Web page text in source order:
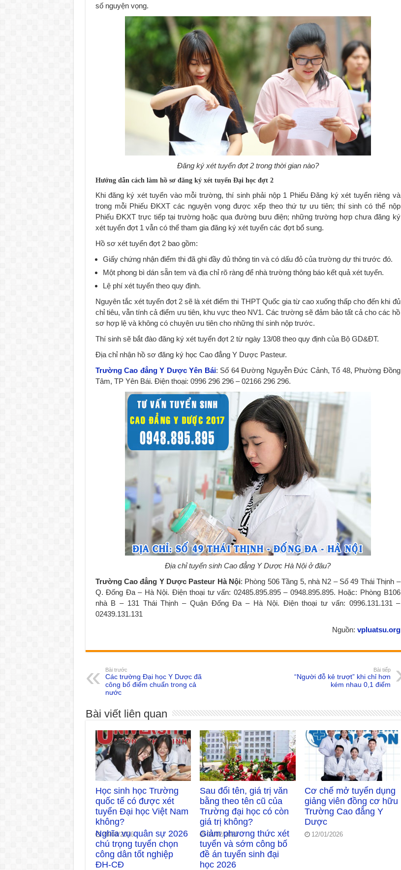
số nguyện vọng.
Đăng ký xét tuyển đợt 2 trong thời gian nào?
Hướng dẫn cách làm hồ sơ đăng ký xét tuyển Đại học đợt 2
Khi đăng ký xét tuyển vào mỗi trường, thí sinh phải nộp 1 Phiếu Đăng ký xét tuyển riêng và
trong mỗi Phiếu ĐKXT các nguyện vọng được xếp theo thứ tự ưu tiên; thí sinh có thể nộp
Phiếu ĐKXT trực tiếp tại trường hoặc qua đường bưu điện; những trường hợp chưa đăng ký
xét tuyển đợt 1 vẫn có thể tham gia đăng ký xét tuyển các đợt bổ sung.
Hồ sơ xét tuyển đợt 2 bao gồm:
Giấy chứng nhận điểm thi đã ghi đầy đủ thông tin và có dấu đỏ của trường dự thi trước đó.
Một phong bì dán sẵn tem và địa chỉ rõ ràng để nhà trường thông báo kết quả xét tuyển.
Lệ phí xét tuyển theo quy định.
Nguyên tắc xét tuyển đợt 2 sẽ là xét điểm thi THPT Quốc gia từ cao xuống thấp cho đến khi đủ
chỉ tiêu, vẫn tính cả điểm ưu tiên, khu vực theo NV1. Các trường sẽ đảm bảo tất cả cho các hồ
sơ hợp lệ và không có chuyện ưu tiên cho những thí sinh nộp trước.
Thí sinh sẽ bắt đào đăng ký xét tuyển đợt 2 từ ngày 13/08 theo quy định của Bộ GD&ĐT.
Địa chỉ nhận hồ sơ đăng ký học Cao đẳng Y Dược Pasteur.
Trường Cao đẳng Y Dược Yên Bái: Số 64 Đường Nguyễn Đức Cảnh, Tổ 48, Phường Đồng
Tâm, TP Yên Bái. Điện thoại: 0996 296 296 – 02166 296 296.
Địa chỉ tuyển sinh Cao đẳng Y Dược Hà Nội ở đâu?
Trường Cao đẳng Y Dược Pasteur Hà Nội: Phòng 506 Tầng 5, nhà N2 – Số 49 Thái Thịnh –
Q. Đống Đa – Hà Nội. Điện thoại tư vấn: 02485.895.895 – 0948.895.895. Hoặc: Phòng B106
nhà B – 131 Thái Thịnh – Quận Đống Đa – Hà Nội. Điện thoại tư vấn: 0996.131.131 –
02439.131.131
Nguồn: vpluatsu.org
Bài trước
Các trường Đại học Y Dược đã
công bố điểm chuẩn trong cả
nước
Bài tiếp
“Người đỗ kẻ trượt” khi chỉ hơn
kém nhau 0,1 điểm
Bài viết liên quan
Học sinh học Trường
quốc tế có được xét
tuyển Đại học Việt Nam
không?
28/04/2026
Sau đổi tên, giá trị văn
bằng theo tên cũ của
Trường đại học có còn
giá trị không?
04/02/2026
Cơ chế mở tuyển dụng
giảng viên đồng cơ hữu
Trường Cao đẳng Y
Dược
12/01/2026
Nghĩa vụ quân sự 2026
chú trọng tuyển chọn
công dân tốt nghiệp
ĐH-CĐ
Giảm phương thức xét
tuyển và sớm công bố
đề án tuyển sinh đại
học 2026